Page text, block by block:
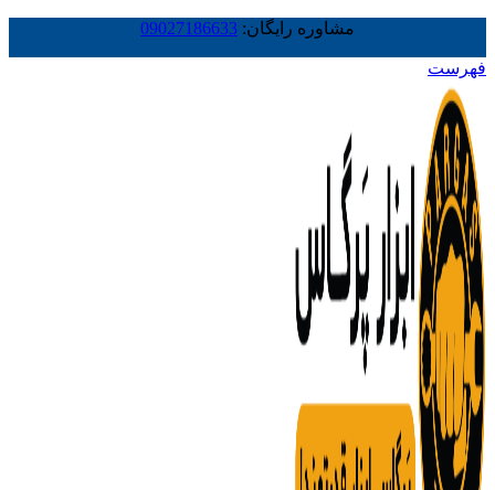
مشاوره رایگان: 09027186633
فهرست